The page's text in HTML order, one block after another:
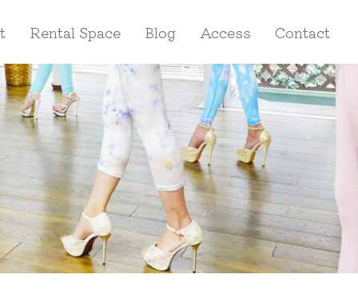
Rental Space Blog Access Contact